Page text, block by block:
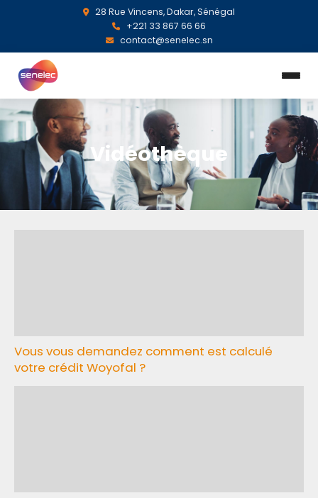
28 Rue Vincens, Dakar, Sénégal
+221 33 867 66 66
contact@senelec.sn
Vidéothèque
Vous vous demandez comment est calculé
votre crédit Woyofal ?